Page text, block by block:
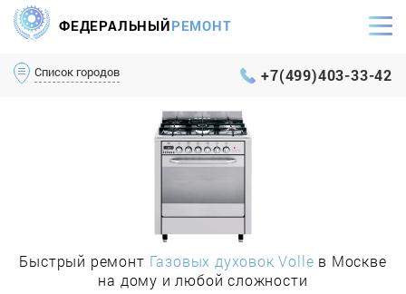
ФЕДЕРАЛЬНЫЙРЕМОНТ
Список городов +7(499)403-33-42
Быстрый ремонт Газовых духовок Volle в Москве
на дому и любой сложности